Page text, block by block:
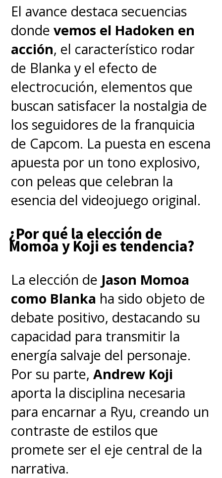
busca ser uno de los grandes
estrenos deDisneypara el
2025.
El avance destaca secuencias
dondevemos el Hadoken en
acción, el característico rodar
de Blanka y el efecto de
electrocución, elementos que
buscan satisfacer la nostalgia de
los seguidores de la franquicia
de Capcom. La puesta en escena
apuesta por un tono explosivo,
con peleas que celebran la
esencia del videojuego original.
¿Por qué la elección de
Momoa y Koji es tendencia?
La elección de Jason Momoa
como Blanka ha sido objeto de
debate positivo, destacando su
capacidad para transmitir la
energía salvaje del personaje.
Por su parte,Andrew Koji
aporta la disciplina necesaria
para encarnar a Ryu, creando un
contraste de estilos que
promete ser el eje central de la
narrativa.